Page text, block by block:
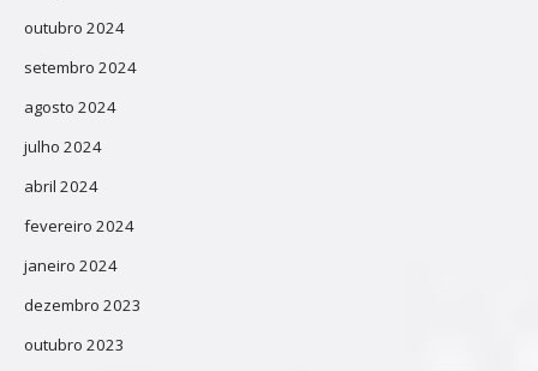
outubro 2024
setembro 2024
agosto 2024
julho 2024
abril 2024
fevereiro 2024
janeiro 2024
dezembro 2023
outubro 2023